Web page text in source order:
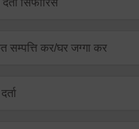
सिफारिस
सम्पत्ति कर/घर जग्गा कर